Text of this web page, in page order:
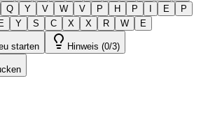
Q Y V W V P H P I E
P
Y S C X X R W E
starten Hinweis (0/3)